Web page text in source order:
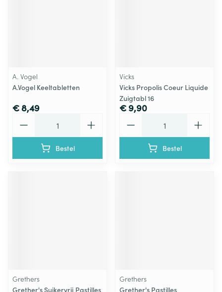
A. Vogel
A.Vogel Keeltabletten
€ 8,49
Bestel
Vicks
Vicks Propolis Coeur Liquide
Zuigtabl 16
€ 9,90
Bestel
Grethers
Grether's Suikervrij Pastilles
Grethers
Grether's Pastilles